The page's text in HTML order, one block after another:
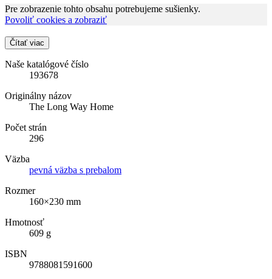
Pre zobrazenie tohto obsahu potrebujeme sušienky.
Povoliť cookies a zobraziť
Čítať viac
Naše katalógové číslo
193678
Originálny názov
The Long Way Home
Počet strán
296
Väzba
pevná väzba s prebalom
Rozmer
160×230 mm
Hmotnosť
609 g
ISBN
9788081591600